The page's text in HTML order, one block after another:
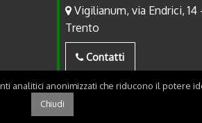
Vigilianum, via Endrici, 14
Trento
Contatti
analitici anonimizzati che riducono il potere
Chiudi